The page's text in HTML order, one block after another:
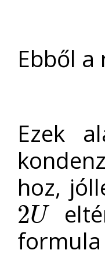
Ebből
Ezek
hoz,
2U
2U